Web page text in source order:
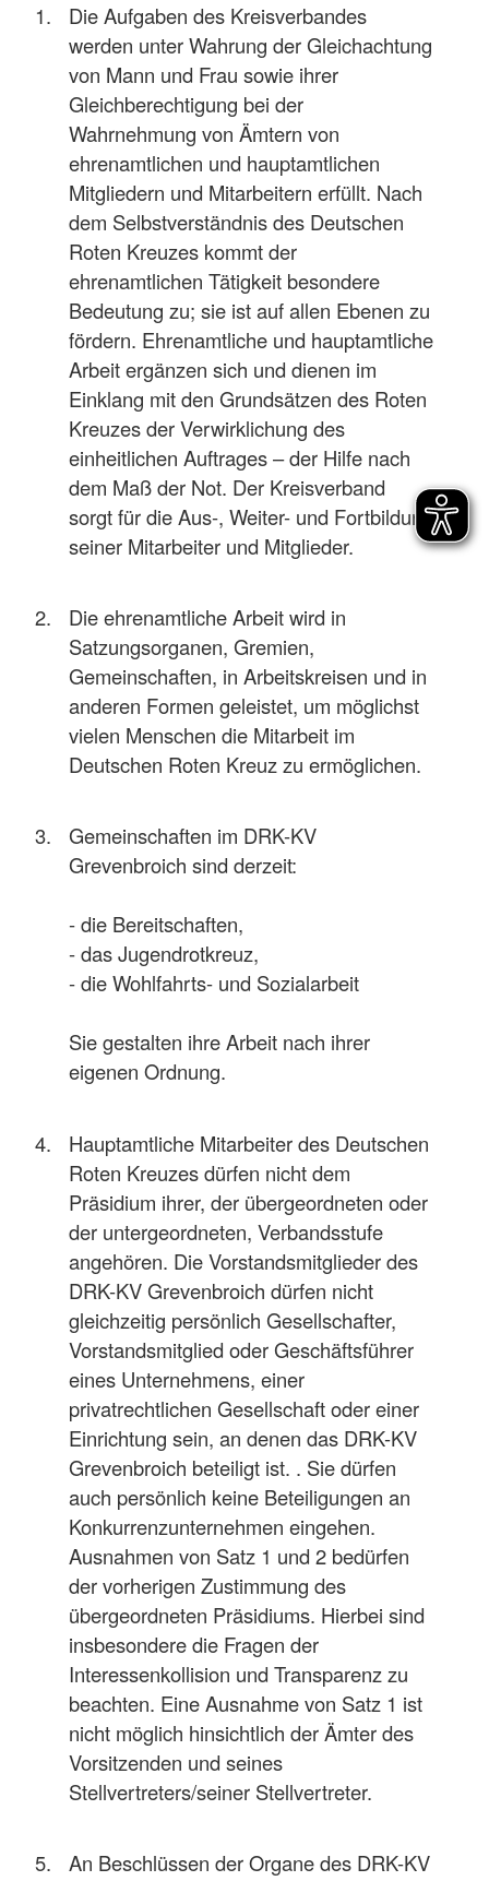
Die Aufgaben des Kreisverbandes
werden unter Wahrung der Gleichachtung
von Mann und Frau sowie ihrer
Gleichberechtigung bei der
Wahrnehmung von Ämtern von
ehrenamtlichen und hauptamtlichen
Mitgliedern und Mitarbeitern erfüllt. Nach
dem Selbstverständnis des Deutschen
Roten Kreuzes kommt der
ehrenamtlichen Tätigkeit besondere
Bedeutung zu; sie ist auf allen Ebenen zu
fördern. Ehrenamtliche und hauptamtliche
Arbeit ergänzen sich und dienen im
Einklang mit den Grundsätzen des Roten
Kreuzes der Verwirklichung des
einheitlichen Auftrages – der Hilfe nach
dem Maß der Not. Der Kreisverband
sorgt für die Aus-, Weiter- und Fortbildung
seiner Mitarbeiter und Mitglieder.
Die ehrenamtliche Arbeit wird in
Satzungsorganen, Gremien,
Gemeinschaften, in Arbeitskreisen und in
anderen Formen geleistet, um möglichst
vielen Menschen die Mitarbeit im
Deutschen Roten Kreuz zu ermöglichen.
Gemeinschaften im DRK-KV
Grevenbroich sind derzeit:
- die Bereitschaften,
- das Jugendrotkreuz,
- die Wohlfahrts- und Sozialarbeit
Sie gestalten ihre Arbeit nach ihrer
eigenen Ordnung.
Hauptamtliche Mitarbeiter des Deutschen
Roten Kreuzes dürfen nicht dem
Präsidium ihrer, der übergeordneten oder
der untergeordneten, Verbandsstufe
angehören. Die Vorstandsmitglieder des
DRK-KV Grevenbroich dürfen nicht
gleichzeitig persönlich Gesellschafter,
Vorstandsmitglied oder Geschäftsführer
eines Unternehmens, einer
privatrechtlichen Gesellschaft oder einer
Einrichtung sein, an denen das DRK-KV
Grevenbroich beteiligt ist. . Sie dürfen
auch persönlich keine Beteiligungen an
Konkurrenzunternehmen eingehen.
Ausnahmen von Satz 1 und 2 bedürfen
der vorherigen Zustimmung des
übergeordneten Präsidiums. Hierbei sind
insbesondere die Fragen der
Interessenkollision und Transparenz zu
beachten. Eine Ausnahme von Satz 1 ist
nicht möglich hinsichtlich der Ämter des
Vorsitzenden und seines
Stellvertreters/seiner Stellvertreter.
An Beschlüssen der Organe des DRK-KV